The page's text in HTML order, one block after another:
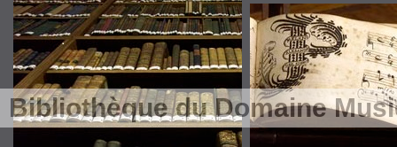
Bibliothèque du Domaine